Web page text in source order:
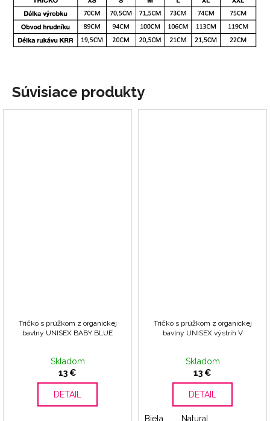
Súvisiace produkty
Tričko s prúžkom z organickej
bavlny UNISEX BABY BLUE
Skladom
13 €
DETAIL
Tričko s prúžkom z organickej
bavlny UNISEX výstrih V
Skladom
13 €
DETAIL
Biela Natural